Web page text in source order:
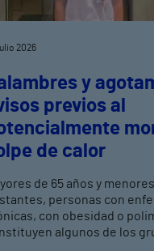
2026
y
previos al
de calor
de 65 años y
personas con
con obesidad o
algunos de los